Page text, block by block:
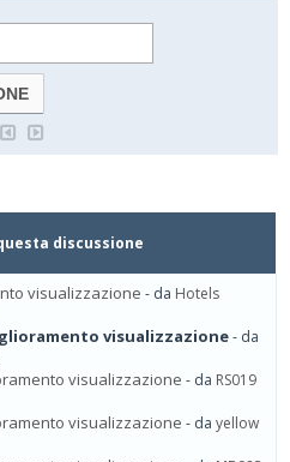
discussione
visualizzazione - da Hotels
visualizzazione- da
visualizzazione - da RS019
visualizzazione - da yellow